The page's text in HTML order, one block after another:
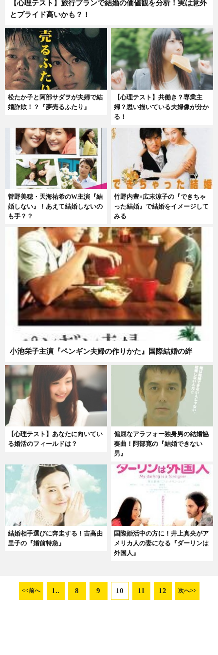
【心理テスト】旅行プランで結婚の価値観を分析！実は意外
とプライド高いかも？！
松たか子と阿部サダヲが夫婦で結
婚詐欺！？『夢売るふたり』
【心理テスト】共働き？専業主
婦？思い描いている夫婦像が分か
る！
菅野美穂・天海祐希のW主演『結
婚しない』！あえて結婚しないの
も手？？
竹野内豊×広末涼子の『できちゃ
った結婚』で結婚をイメージして
みる
小池栄子主演『ペンギン夫婦の作りかた』国際結婚の絆
【心理テスト】あなたに向いてい
る婚活のフィールドは？
偏屈なアラフォー独身男の結婚協
奏曲！阿部寛の『結婚できない
男』
結婚相手選びに奔走する！吉高由
里子の『婚前特急』
国際婚活中の方に！井上真央がア
メリカ人の妻になる『ダーリンは
外国人』
<<前へ 1.. 8 9 10 11 12 次へ>>